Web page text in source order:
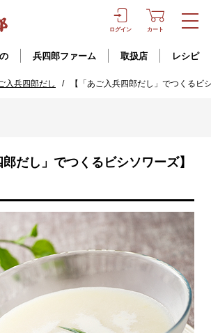
ログイン カート
兵四郎ファーム 取扱店 レシピ
入兵四郎だし / 【「あご入兵四郎だし」でつくるビ
郎だし」でつくるビシソワーズ】